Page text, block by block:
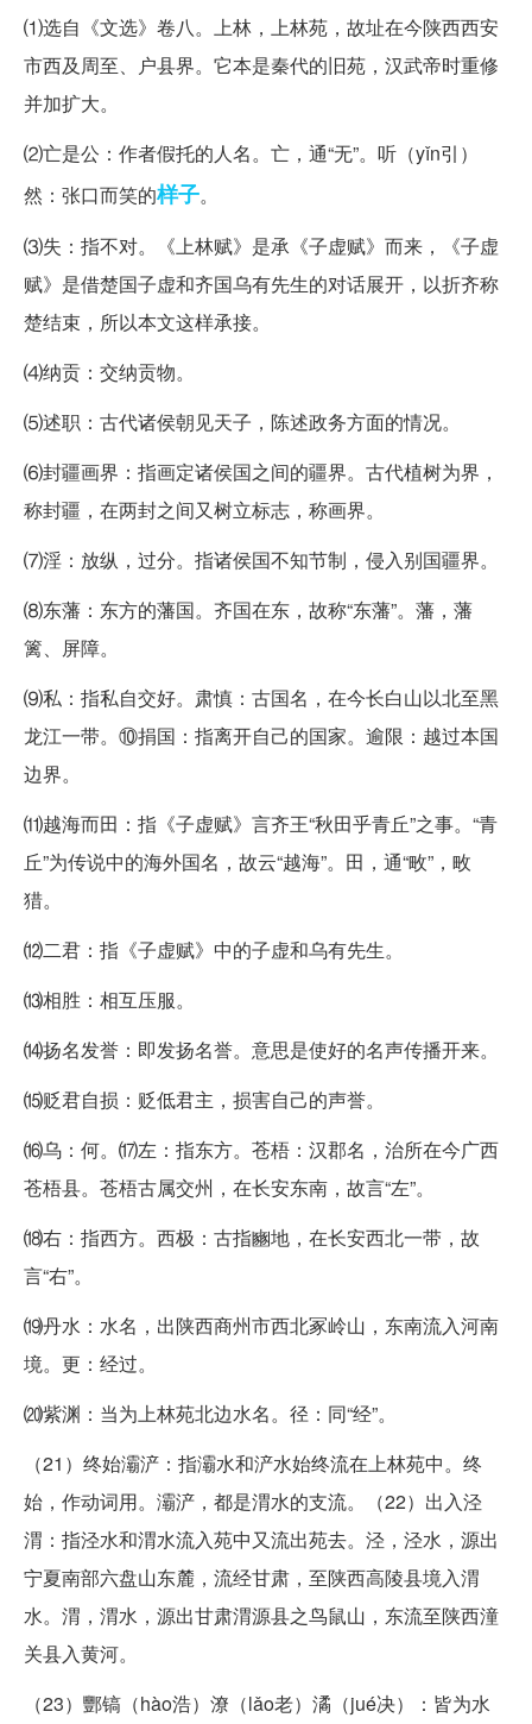
⑴选自《文选》卷八。上林，上林苑，故址在今陕西西安
市西及周至、户县界。它本是秦代的旧苑，汉武帝时重修
并加扩大。
⑵亡是公：作者假托的人名。亡，通“无”。听（yǐn引）
然：张口而笑的样子。
⑶失：指不对。《上林赋》是承《子虚赋》而来，《子虚
赋》是借楚国子虚和齐国乌有先生的对话展开，以折齐称
楚结束，所以本文这样承接。
⑷纳贡：交纳贡物。
⑸述职：古代诸侯朝见天子，陈述政务方面的情况。
⑹封疆画界：指画定诸侯国之间的疆界。古代植树为界，
称封疆，在两封之间又树立标志，称画界。
⑺淫：放纵，过分。指诸侯国不知节制，侵入别国疆界。
⑻东藩：东方的藩国。齐国在东，故称“东藩”。藩，藩
篱、屏障。
⑼私：指私自交好。肃慎：古国名，在今长白山以北至黑
龙江一带。⑩捐国：指离开自己的国家。逾限：越过本国
边界。
⑾越海而田：指《子虚赋》言齐王“秋田乎青丘”之事。“青
丘”为传说中的海外国名，故云“越海”。田，通“畋”，畋
猎。
⑿二君：指《子虚赋》中的子虚和乌有先生。
⒀相胜：相互压服。
⒁扬名发誉：即发扬名誉。意思是使好的名声传播开来。
⒂贬君自损：贬低君主，损害自己的声誉。
⒃乌：何。⒄左：指东方。苍梧：汉郡名，治所在今广西
苍梧县。苍梧古属交州，在长安东南，故言“左”。
⒅右：指西方。西极：古指豳地，在长安西北一带，故
言“右”。
⒆丹水：水名，出陕西商州市西北冢岭山，东南流入河南
境。更：经过。
⒇紫渊：当为上林苑北边水名。径：同“经”。
（21）终始灞浐：指灞水和浐水始终流在上林苑中。终
始，作动词用。灞浐，都是渭水的支流。（22）出入泾
渭：指泾水和渭水流入苑中又流出苑去。泾，泾水，源出
宁夏南部六盘山东麓，流经甘肃，至陕西高陵县境入渭
水。渭，渭水，源出甘肃渭源县之鸟鼠山，东流至陕西潼
关县入黄河。
（23）酆镐（hào浩）潦（lǎo老）潏（jué决）：皆为水